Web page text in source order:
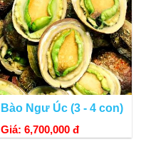
Bào Ngư Úc (3 - 4 con)
Giá: 6,700,000 đ